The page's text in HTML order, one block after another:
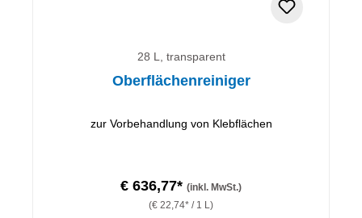
28 L, transparent
Oberflächenreiniger
zur Vorbehandlung von Klebflächen
€ 636,77* (inkl. MwSt.)
(€ 22,74* / 1 L)